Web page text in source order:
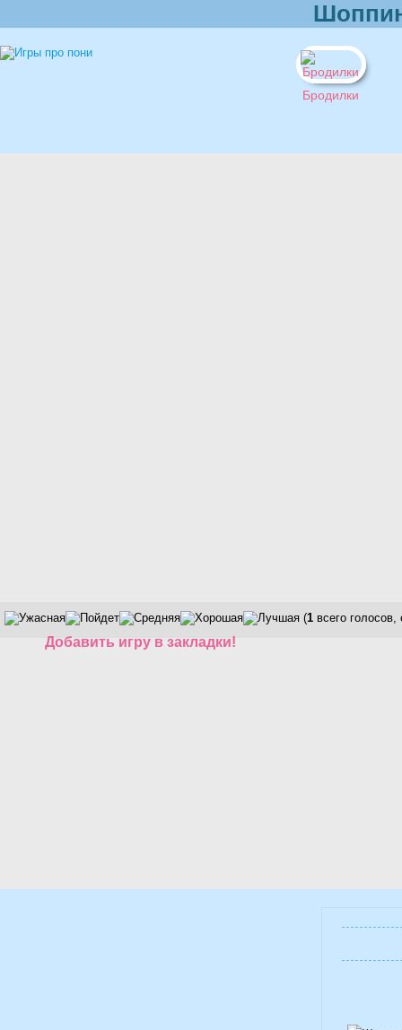
Бродилки
(1 всего
Добавить игру в закладки!